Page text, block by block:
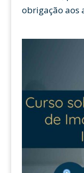
obrigação aos